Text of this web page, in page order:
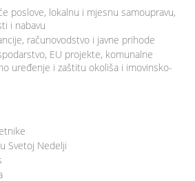
poslove, lokalnu i mjesnu samoupravu,
i nabavu
računovodstvo i javne prihode
EU projekte, komunalne
uređenje i zaštitu okoliša i imovinsko-
Svetoj Nedelji